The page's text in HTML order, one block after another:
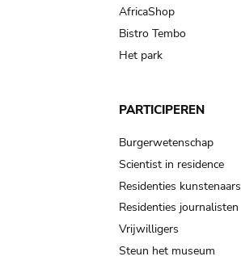
AfricaShop
Bistro Tembo
Het park
PARTICIPEREN
Burgerwetenschap
Scientist in residence
Residenties kunstenaars
Residenties journalisten
Vrijwilligers
Steun het museum